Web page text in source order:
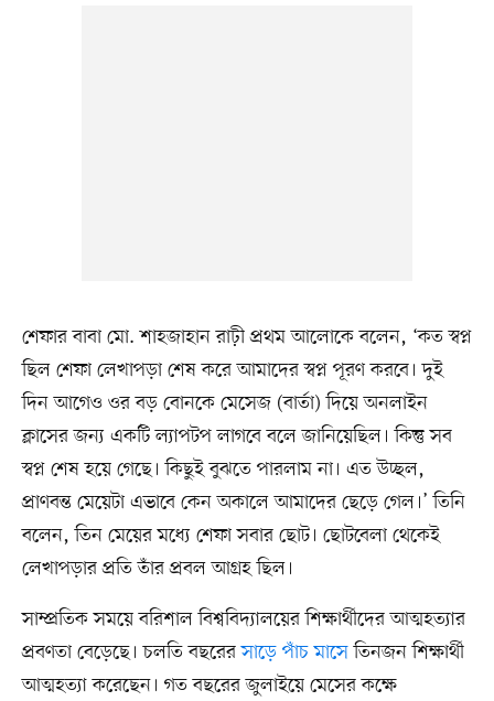
শেফার বাবা মো. শাহজাহান রাঢ়ী প্রথম আলোকে বলেন, ‘কত স্বপ্ন
ছিল শেফা লেখাপড়া শেষ করে আমাদের স্বপ্ন পূরণ করবে। দুই
দিন আগেও ওর বড় বোনকে মেসেজ (বার্তা) দিয়ে অনলাইন
ক্লাসের জন্য একটি ল্যাপটপ লাগবে বলে জানিয়েছিল। কিন্তু সব
স্বপ্ন শেষ হয়ে গেছে। কিছুই বুঝতে পারলাম না। এত উচ্ছল,
প্রাণবন্ত মেয়েটা এভাবে কেন অকালে আমাদের ছেড়ে গেল।’ তিনি
বলেন, তিন মেয়ের মধ্যে শেফা সবার ছোট। ছোটবেলা থেকেই
লেখাপড়ার প্রতি তাঁর প্রবল আগ্রহ ছিল।
সাম্প্রতিক সময়ে বরিশাল বিশ্ববিদ্যালয়ের শিক্ষার্থীদের আত্মহত্যার
প্রবণতা বেড়েছে। চলতি বছরেরসাড়ে পাঁচ মাসেতিনজন শিক্ষার্থী
আত্মহত্যা করেছেন। গত বছরের জুলাইয়ে মেসের কক্ষে